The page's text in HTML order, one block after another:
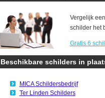
Vergelijk
schilder het
Gratis 6
Beschikbare schilders in
MICA Schildersbedrijf
Ter Linden Schilders